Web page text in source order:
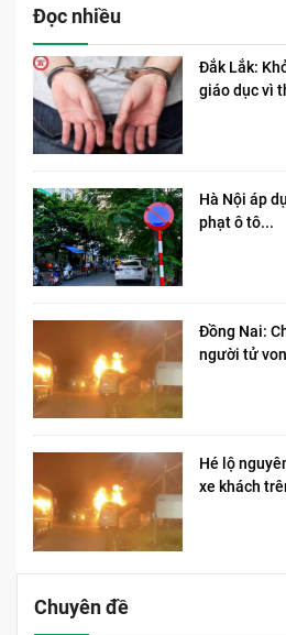
Đọc nhiều
Đắk Lắk:
giáo dục vì
Hà Nội áp
phạt ô tô...
Đồng Nai:
người tử
Hé lộ
xe khách
Chuyên đề